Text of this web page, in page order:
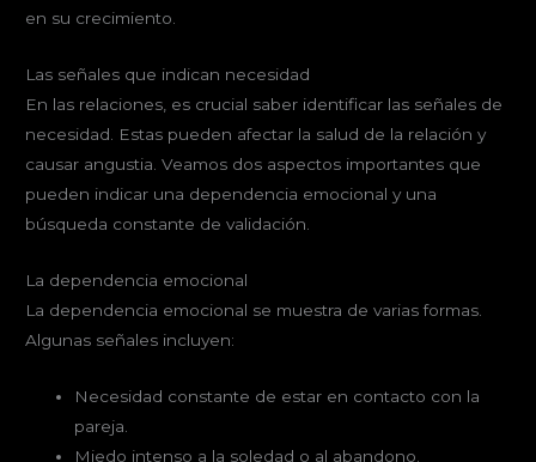
en su crecimiento.
Las señales que indican necesidad
En las relaciones, es crucial saber identificar las señales de
necesidad. Estas pueden afectar la salud de la relación y
causar angustia. Veamos dos aspectos importantes que
pueden indicar una dependencia emocional y una
búsqueda constante de validación.
La dependencia emocional
La dependencia emocional se muestra de varias formas.
Algunas señales incluyen:
Necesidad constante de estar en contacto con la
pareja.
Miedo intenso a la soledad o al abandono.